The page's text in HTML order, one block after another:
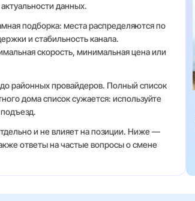
данных.
подборка: места распределяются по
и стабильность канала.
скорость, минимальная цена или
районных провайдеров. Полный список
дома список сужается: используйте
и не влияет на позиции. Ниже —
ответы на частые вопросы о смене